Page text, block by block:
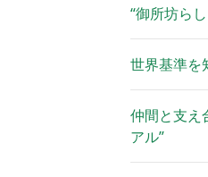
“御所坊ら
世界基準を
仲間と支え
アル”